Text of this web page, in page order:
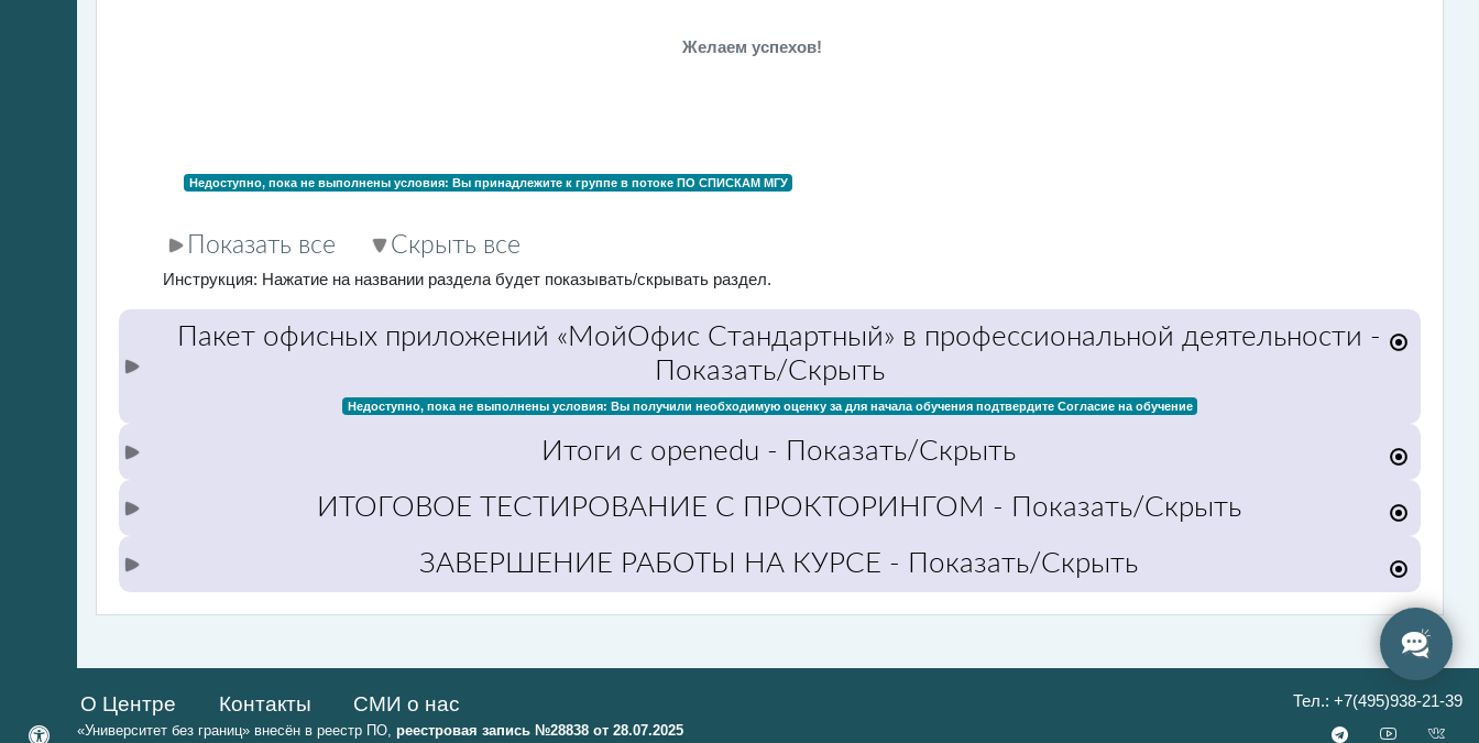
Желаем успехов!
Недоступно, пока не выполнены условия: Вы принадлежите к группе в потоке ПО СПИСКАМ МГУ
Показать все Скрыть все
Инструкция: Нажатие на названии раздела будет показывать/скрывать раздел.
Пакет офисных приложений «МойОфис Стандартный» в профессиональной деятельности -
Показать/Скрыть
Недоступно, пока не выполнены условия: Вы получили необходимую оценку за для начала обучения подтвердите Согласие на обучение
Итоги с openedu - Показать/Скрыть
ИТОГОВОЕ ТЕСТИРОВАНИЕ С ПРОКТОРИНГОМ - Показать/Скрыть
ЗАВЕРШЕНИЕ РАБОТЫ НА КУРСЕ - Показать/Скрыть
О Центре Контакты СМИ о нас
«Университет без границ» внесён в реестр ПО, реестровая запись №28838 от 28.07.2025
Тел.: +7(495)938-21-39